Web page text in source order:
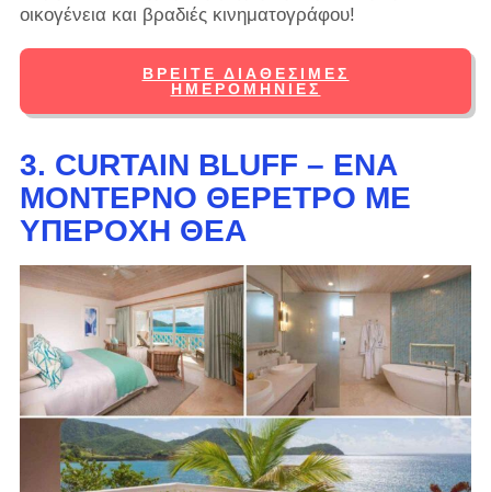
οικογένεια και βραδιές κινηματογράφου!
ΒΡΕΊΤΕ ΔΙΑΘΈΣΙΜΕΣ
ΗΜΕΡΟΜΗΝΊΕΣ
3. CURTAIN BLUFF – ΈΝΑ
ΜΟΝΤΈΡΝΟ ΘΈΡΕΤΡΟ ΜΕ
ΥΠΈΡΟΧΗ ΘΈΑ